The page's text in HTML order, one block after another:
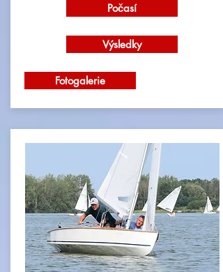
Počasí
Výsledky
Fotogalerie